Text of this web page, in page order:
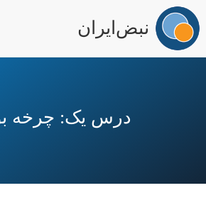
نبض‌ایران
درس یک: چرخه